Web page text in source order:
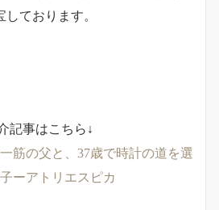
しております。
記事はこちら↓
筋の父と、37歳で時計の道を選
ーアトリエスピカ